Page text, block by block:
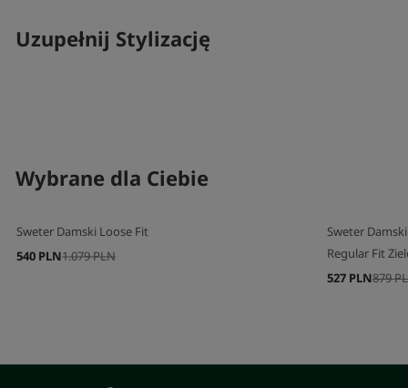
Uzupełnij Stylizację
Wybrane dla Ciebie
Sweter Damski Loose Fit
1.079 PLN
540 PLN
Sweter
Regular Fit
879
527 PLN